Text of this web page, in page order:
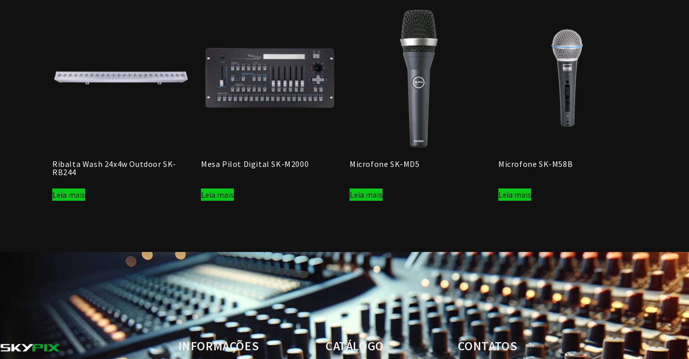
Ribalta Wash 24x4w Outdoor SK-
RB244
Leia mais
Mesa Pilot Digital SK-M2000
Leia mais
Microfone SK-MD5
Leia mais
Microfone SK-M58B
Leia mais
INFORMAÇÕES CATÁLOGO CONTATOS